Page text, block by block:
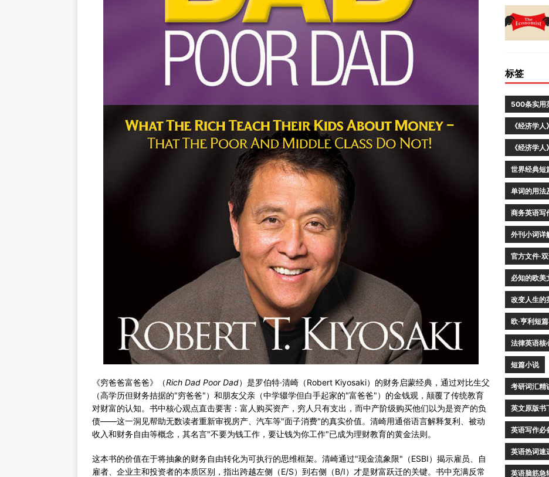
《穷爸爸富爸爸》（Rich Dad Poor Dad）是罗伯特·清崎（Robert Kiyosaki）的财务启蒙经典，通过对比生父
（高学历但财务拮据的"穷爸爸"）和朋友父亲（中学辍学但白手起家的"富爸爸"）的金钱观，颠覆了传统教育
对财富的认知。书中核心观点直击要害：富人购买资产，穷人只有支出，而中产阶级购买他们以为是资产的负
债——这一洞见帮助无数读者重新审视房产、汽车等"面子消费"的真实价值。清崎用通俗语言解释复利、被动
收入和财务自由等概念，其名言"不要为钱工作，要让钱为你工作"已成为理财教育的黄金法则。
这本书的价值在于将抽象的财务自由转化为可执行的思维框架。清崎通过"现金流象限"（ESBI）揭示雇员、自
雇者、企业主和投资者的本质区别，指出跨越左侧（E/S）到右侧（B/I）才是财富跃迁的关键。书中充满反常
标签
500条实用
《经济学
《经济学
世界经典短
单词的用法
商务英语写
外刊小词详
官方文件·
必知的欧美
改变人生的
欧·亨利短
法律英语核
短篇小说
考研词汇精
英文原版书
英语写作必
英语热词速
英语脑筋急